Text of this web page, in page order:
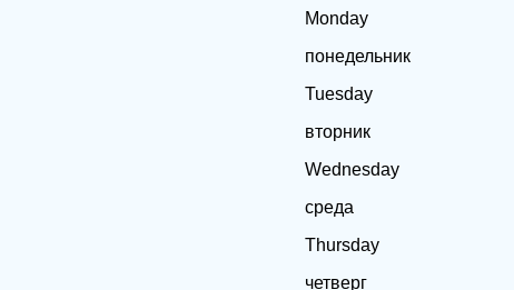
Monday
понедельник
Tuesday
вторник
Wednesday
среда
Thursday
четверг